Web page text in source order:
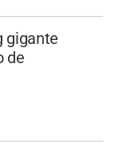
gigante
de